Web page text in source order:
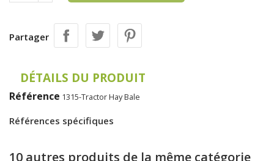
Partager
DÉTAILS DU PRODUIT
Référence 1315-Tractor Hay Bale
Références spécifiques
10 autres produits de la même catégorie